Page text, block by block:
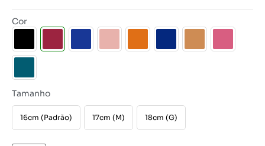
Cor
Tamanho
16cm (Padrão) 17cm (M) 18cm (G)